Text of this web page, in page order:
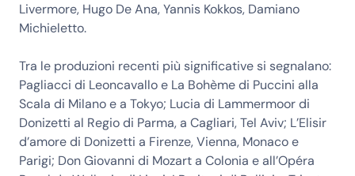
Livermore, Hugo De Ana, Yannis Kokkos, Damiano
Michieletto.
Tra le produzioni recenti più significative si segnalano:
Pagliacci di Leoncavallo e La Bohème di Puccini alla
Scala di Milano e a Tokyo; Lucia di Lammermoor di
Donizetti al Regio di Parma, a Cagliari, Tel Aviv; L’Elisir
d’amore di Donizetti a Firenze, Vienna, Monaco e
Parigi; Don Giovanni di Mozart a Colonia e all’Opéra